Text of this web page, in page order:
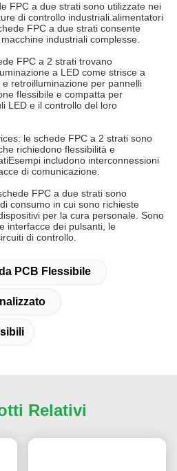
FPC a due strati sono utilizzate nei
di controllo industriali.alimentatori
FPC a due strati consente
industriali complesse.
FPC a 2 strati trovano
a LED come strisce a
retroilluminazione per pannelli
flessibile e compatta per
LED e il controllo del loro
le schede FPC a 2 strati sono
richiedono flessibilità e
includono interconnessioni
di comunicazione.
FPC a due strati sono
consumo in cui sono richieste
per la cura personale. Sono
interfacce dei pulsanti, le
di controllo.
PCB Flessibile
Relativi